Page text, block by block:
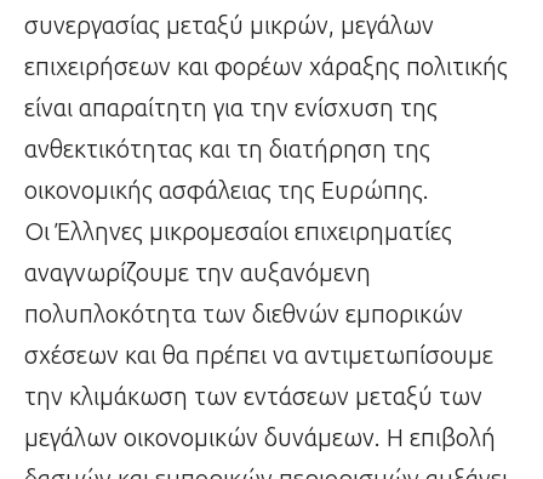
συνεργασίας μεταξύ μικρών, μεγάλων
επιχειρήσεων και φορέων χάραξης πολιτικής
είναι απαραίτητη για την ενίσχυση της
ανθεκτικότητας και τη διατήρηση της
οικονομικής ασφάλειας της Ευρώπης.
Οι Έλληνες μικρομεσαίοι επιχειρηματίες
αναγνωρίζουμε την αυξανόμενη
πολυπλοκότητα των διεθνών εμπορικών
σχέσεων και θα πρέπει να αντιμετωπίσουμε
την κλιμάκωση των εντάσεων μεταξύ των
μεγάλων οικονομικών δυνάμεων. Η επιβολή